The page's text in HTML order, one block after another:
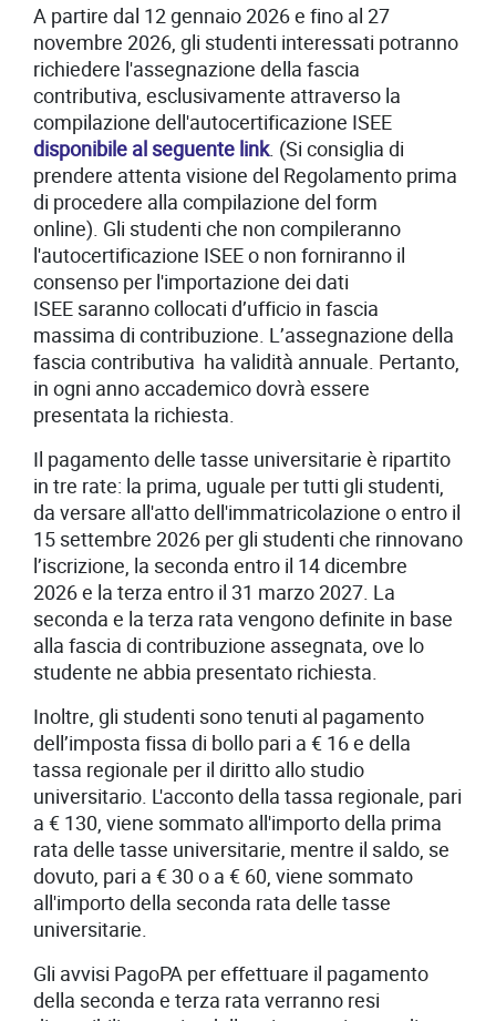
A partire dal 12 gennaio 2026 e fino al 27
novembre 2026, gli studenti interessati potranno
richiedere l'assegnazione della fascia
contributiva, esclusivamente attraverso la
compilazione dell'autocertificazione ISEE
disponibile al seguente link. (Si consiglia di
prendere attenta visione del Regolamento prima
di procedere alla compilazione del form
online). Gli studenti che non compileranno
l'autocertificazione ISEE o non forniranno il
consenso per l'importazione dei dati
ISEE saranno collocati d’ufficio in fascia
massima di contribuzione. L’assegnazione della
fascia contributiva ha validità annuale. Pertanto,
in ogni anno accademico dovrà essere
presentata la richiesta.
Il pagamento delle tasse universitarie è ripartito
in tre rate: la prima, uguale per tutti gli studenti,
da versare all'atto dell'immatricolazione o entro il
15 settembre 2026 per gli studenti che rinnovano
l’iscrizione, la seconda entro il 14 dicembre
2026 e la terza entro il 31 marzo 2027. La
seconda e la terza rata vengono definite in base
alla fascia di contribuzione assegnata, ove lo
studente ne abbia presentato richiesta.
Inoltre, gli studenti sono tenuti al pagamento
dell’imposta fissa di bollo pari a € 16 e della
tassa regionale per il diritto allo studio
universitario. L'acconto della tassa regionale, pari
a € 130, viene sommato all'importo della prima
rata delle tasse universitarie, mentre il saldo, se
dovuto, pari a € 30 o a € 60, viene sommato
all'importo della seconda rata delle tasse
universitarie.
Gli avvisi PagoPA per effettuare il pagamento
della seconda e terza rata verranno resi